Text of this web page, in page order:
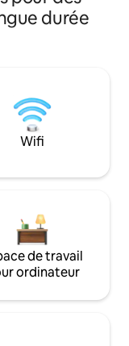
durée
Wifi
de travail
ordinateur